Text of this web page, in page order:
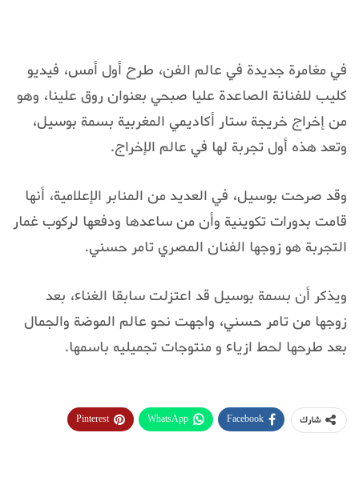
في مغامرة جديدة في عالم الفن، طرح أول أمس، فيديو
كليب للفنانة الصاعدة عليا صبحي بعنوان روق علينا، وهو
من إخراج خريجة ستار أكاديمي المغربية بسمة بوسيل،
وتعد هذه أول تجربة لها في عالم الإخراج.
وقد صرحت بوسيل، في العديد من المنابر الإعلامية، أنها
قامت بدورات تكوينية وأن من ساعدها ودفعها لركوب غمار
التجربة هو زوجها الفنان المصري تامر حسني.
ويذكر أن بسمة بوسيل قد اعتزلت سابقا الغناء، بعد
زوجها من تامر حسني، واجهت نحو عالم الموضة والجمال
بعد طرحها لحط ازياء و منتوجات تجميليه باسمها.
شارك Facebook
WhatsApp
Pinterest